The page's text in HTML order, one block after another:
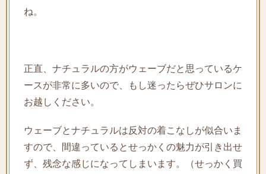
ね。
正直、ナチュラルの方がウェーブだと思っているケ
ースが非常に多いので、もし迷ったらぜひサロンに
お越しください。
ウェーブとナチュラルは反対の着こなしが似合いま
すので、間違っているとせっかくの魅力が引き出せ
ず、残念な感じになってしまいます。（せっかく買